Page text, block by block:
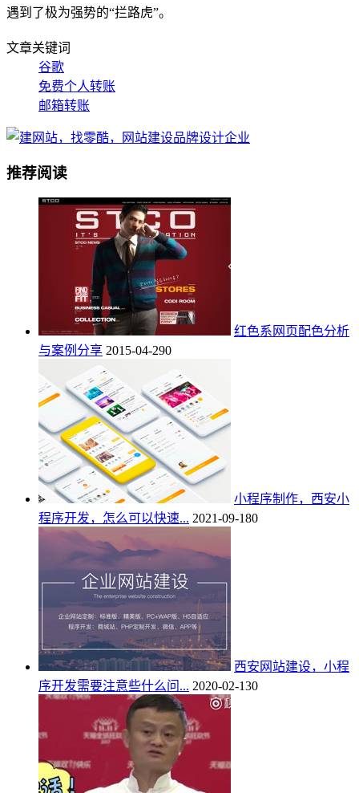
遇到了极为强势的“拦路虎”。
文章关键词
谷歌
免费个人转账
邮箱转账
推荐阅读
红色系网页配色分析
与案例分享 2015-04-290
小程序制作，西安小
程序开发，怎么可以快速... 2021-09-180
西安网站建设，小程
序开发需要注意些什么问... 2020-02-130